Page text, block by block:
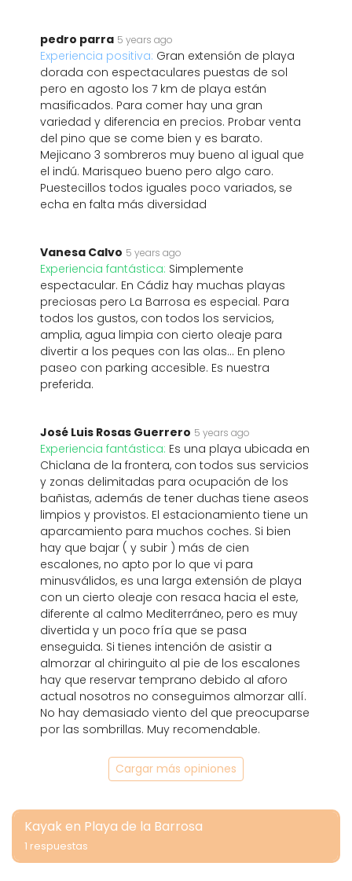
pedro parra 5 years ago
Experiencia positiva: Gran extensión de playa
dorada con espectaculares puestas de sol
pero en agosto los 7 km de playa están
masificados. Para comer hay una gran
variedad y diferencia en precios. Probar venta
del pino que se come bien y es barato.
Mejicano 3 sombreros muy bueno al igual que
el indú. Marisqueo bueno pero algo caro.
Puestecillos todos iguales poco variados, se
echa en falta más diversidad
Vanesa Calvo 5 years ago
Experiencia fantástica: Simplemente
espectacular. En Cádiz hay muchas playas
preciosas pero La Barrosa es especial. Para
todos los gustos, con todos los servicios,
amplia, agua limpia con cierto oleaje para
divertir a los peques con las olas... En pleno
paseo con parking accesible. Es nuestra
preferida.
José Luis Rosas Guerrero 5 years ago
Experiencia fantástica: Es una playa ubicada en
Chiclana de la frontera, con todos sus servicios
y zonas delimitadas para ocupación de los
bañistas, además de tener duchas tiene aseos
limpios y provistos. El estacionamiento tiene un
aparcamiento para muchos coches. Si bien
hay que bajar ( y subir ) más de cien
escalones, no apto por lo que vi para
minusválidos, es una larga extensión de playa
con un cierto oleaje con resaca hacia el este,
diferente al calmo Mediterráneo, pero es muy
divertida y un poco fría que se pasa
enseguida. Si tienes intención de asistir a
almorzar al chiringuito al pie de los escalones
hay que reservar temprano debido al aforo
actual nosotros no conseguimos almorzar allí.
No hay demasiado viento del que preocuparse
por las sombrillas. Muy recomendable.
Cargar más opiniones
Kayak en Playa de la Barrosa
1 respuestas